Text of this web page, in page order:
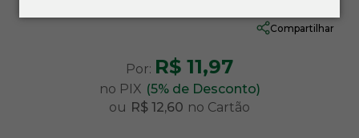
Compartilhar
Por: R$ 11,97
no PIX (5% de Desconto)
ou R$ 12,60 no Cartão